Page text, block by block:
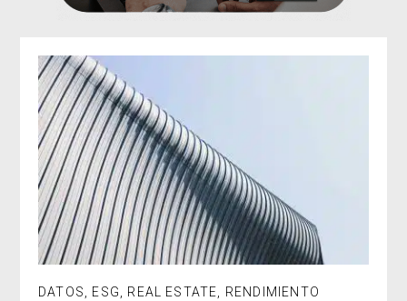
DATOS ESG REAL ESTATE
RENDIMIENTO